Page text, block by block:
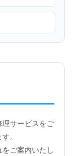
理サービスをご
。
ご案内いたし